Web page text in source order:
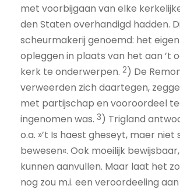
met voorbijgaan van elke
den Staten overhandigd hadden.
scheurmakerij genoemd: het
opleggen in plaats van het aan ’t
kerk te onderwerpen. 2) De
verweer­den zich daartegen,
met partijschap en vooroordeel
ingenomen was. 3) Trigland
o.a. »’t Is haest gheseyt, maer niet
bewesen«. Ook moeilijk
kunnen aanvullen. Maar laat het
nog zou m.i. een veroordeeling